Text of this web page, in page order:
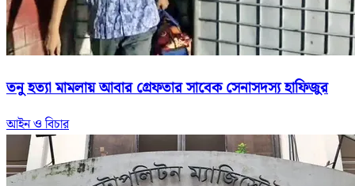
তনু হত্যা মামলায় আবার গ্রেফতার সাবেক সেনাসদস্য হাফিজুর
আইন ও বিচার